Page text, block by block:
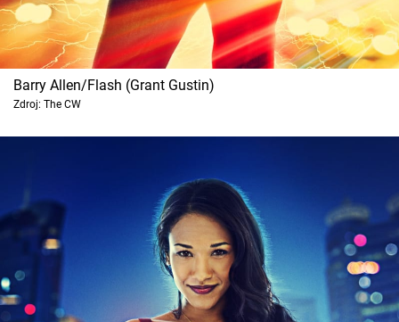
Sledujte nás
Barry Allen/Flash (Grant Gustin)
Zdroj: The CW